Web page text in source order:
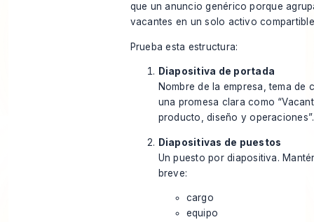
que un anuncio genérico porque
vacantes en un solo activo
Prueba esta estructura:
Diapositiva de portada
Nombre de la empresa, tema de
una promesa clara como
producto, diseño y operaciones”.
Diapositivas de puestos
Un puesto por diapositiva.
breve:
cargo
equipo